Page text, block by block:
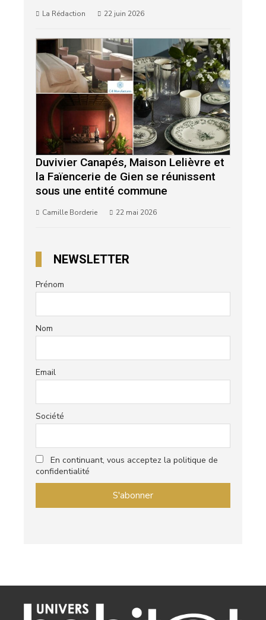
La Rédaction 22 juin 2026
Duvivier Canapés, Maison Lelièvre et
la Faïencerie de Gien se réunissent
sous une entité commune
Camille Borderie 22 mai 2026
NEWSLETTER
Prénom
Nom
Email
Société
En continuant, vous acceptez la politique de
confidentialité